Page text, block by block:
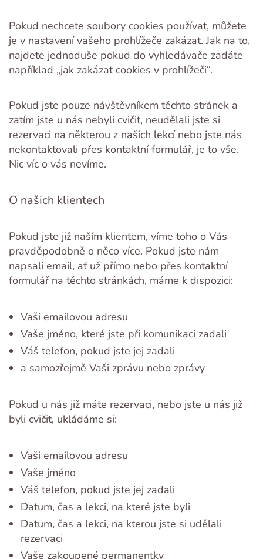
Pokud nechcete soubory cookies používat, můžete
je v nastavení vašeho prohlížeče zakázat. Jak na to,
najdete jednoduše pokud do vyhledávače zadáte
například „jak zakázat cookies v prohlížeči“.
Pokud jste pouze návštěvníkem těchto stránek a
zatím jste u nás nebyli cvičit, neudělali jste si
rezervaci na některou z našich lekcí nebo jste nás
nekontaktovali přes kontaktní formulář, je to vše.
Nic víc o vás nevíme.
O našich klientech
Pokud jste již naším klientem, víme toho o Vás
pravděpodobně o něco více. Pokud jste nám
napsali email, ať už přímo nebo přes kontaktní
formulář na těchto stránkách, máme k dispozici:
Vaši emailovou adresu
Vaše jméno, které jste při komunikaci zadali
Váš telefon, pokud jste jej zadali
a samozřejmě Vaši zprávu nebo zprávy
Pokud u nás již máte rezervaci, nebo jste u nás již
byli cvičit, ukládáme si:
Vaši emailovou adresu
Vaše jméno
Váš telefon, pokud jste jej zadali
Datum, čas a lekci, na které jste byli
Datum, čas a lekci, na kterou jste si udělali
rezervaci
Vaše zakoupené permanentky